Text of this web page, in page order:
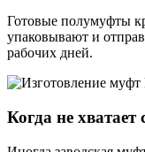
Готовые полумуфты
упаковывают и
рабочих дней.
Когда не